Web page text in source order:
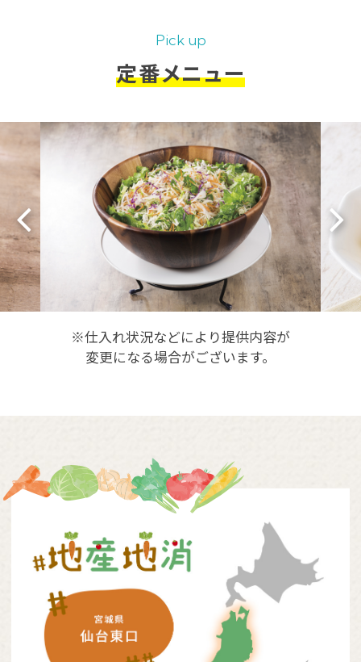
Pick up
定番メニュー
※仕入れ状況などにより提供内容が
変更になる場合がございます。